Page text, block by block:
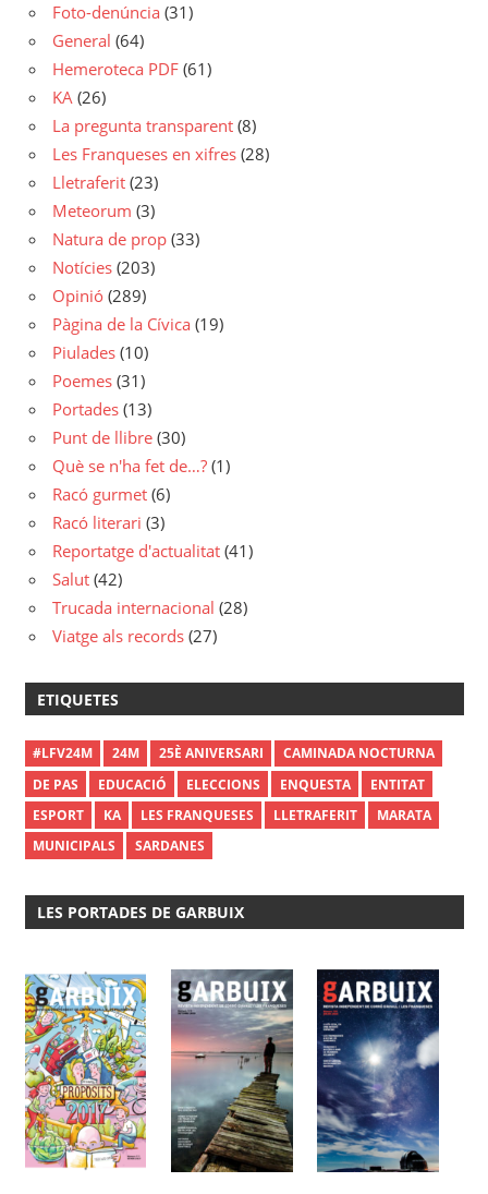
Foto-denúncia (31)
General (64)
Hemeroteca PDF (61)
KA (26)
La pregunta transparent (8)
Les Franqueses en xifres (28)
Lletraferit (23)
Meteorum (3)
Natura de prop (33)
Notícies (203)
Opinió (289)
Pàgina de la Cívica (19)
Piulades (10)
Poemes (31)
Portades (13)
Punt de llibre (30)
Què se n'ha fet de…? (1)
Racó gurmet (6)
Racó literari (3)
Reportatge d'actualitat (41)
Salut (42)
Trucada internacional (28)
Viatge als records (27)
ETIQUETES
#LFV24M 24M 25È ANIVERSARI
CAMINADA NOCTURNA
DE PAS
EDUCACIÓ ELECCIONS ENQUESTA
ENTITAT
ESPORT
KA LES FRANQUESES LLETRAFERIT
MARATA
MUNICIPALS
SARDANES
LES PORTADES DE GARBUIX